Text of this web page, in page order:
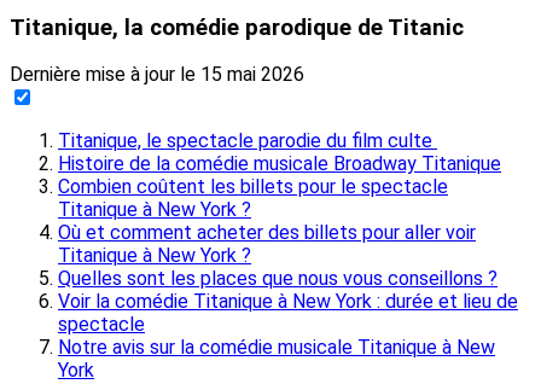
Titanique, la comédie parodique de Titanic
Dernière mise à jour le 15 mai 2026
Titanique, le spectacle parodie du film culte
Histoire de la comédie musicale Broadway Titanique
Combien coûtent les billets pour le spectacle
Titanique à New York ?
Où et comment acheter des billets pour aller voir
Titanique à New York ?
Quelles sont les places que nous vous conseillons ?
Voir la comédie Titanique à New York : durée et lieu de
spectacle
Notre avis sur la comédie musicale Titanique à New
York